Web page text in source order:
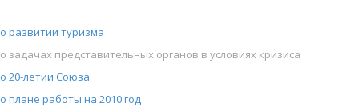
о развитии туризма
о задачах представительных органов в условиях кризиса
о 20-летии Союза
о плане работы на 2010 год